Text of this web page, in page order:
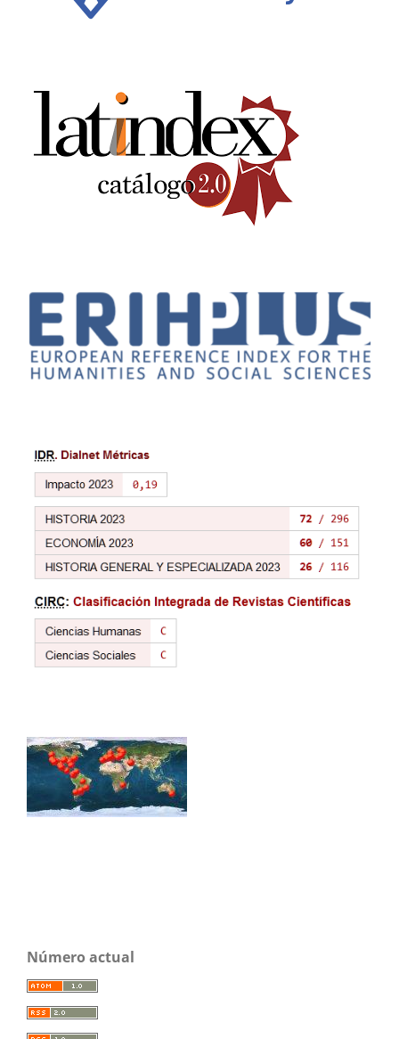
Número actual